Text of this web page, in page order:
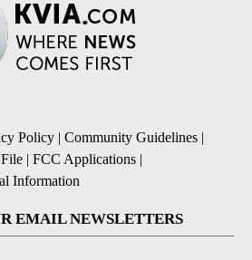
Policy | Community Guidelines |
| FCC Applications |
Information
EMAIL NEWSLETTERS